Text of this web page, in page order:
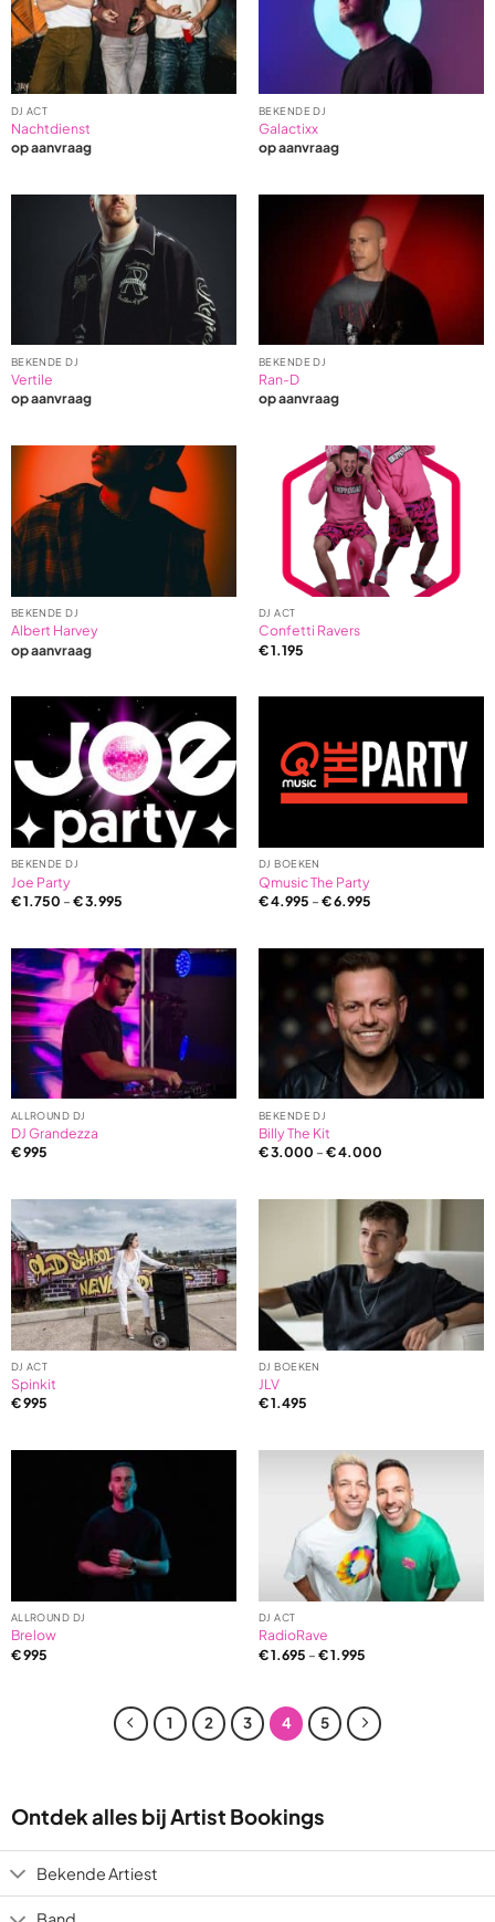
on
ratings
DJ ACT
Nachtdienst
op aanvraag
BEKENDE DJ
Galactixx
op aanvraag
BEKENDE DJ
Vertile
op aanvraag
BEKENDE DJ
Ran-D
op aanvraag
BEKENDE DJ
Albert Harvey
op aanvraag
DJ ACT
Confetti Ravers
€1.195
BEKENDE DJ
Joe Party
€1.750 –€3.995
DJ BOEKEN
Qmusic The Party
€4.995 –€6.995
ALLROUND DJ
DJ Grandezza
€995
BEKENDE DJ
Billy The Kit
€3.000 –€4.000
DJ ACT
Spinkit
€995
DJ BOEKEN
JLV
€1.495
ALLROUND DJ
Brelow
€995
DJ ACT
RadioRave
€1.695 –€1.995
1 2 3 4 5
Ontdek alles bij Artist Bookings
Bekende Artiest